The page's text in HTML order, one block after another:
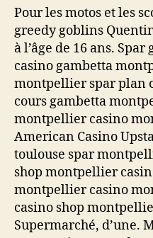
Pour les motos et les
greedy goblins
à l’âge de 16 ans.
casino gambetta
montpellier spar plan
cours gambetta
montpellier casino
American Casino
toulouse spar
shop montpellier
montpellier casino
casino shop
Supermarché, d’une.